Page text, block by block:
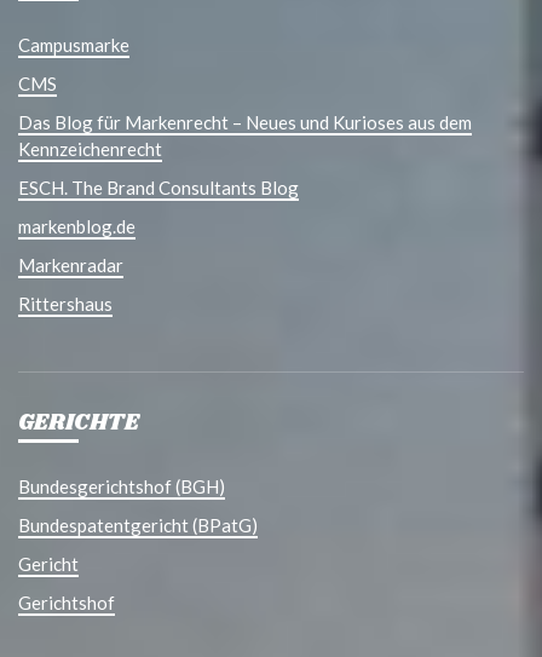
Campusmarke
CMS
Das Blog für Markenrecht – Neues und Kurioses aus dem
Kennzeichenrecht
ESCH. The Brand Consultants Blog
markenblog.de
Markenradar
Rittershaus
GERICHTE
Bundesgerichtshof (BGH)
Bundespatentgericht (BPatG)
Gericht
Gerichtshof